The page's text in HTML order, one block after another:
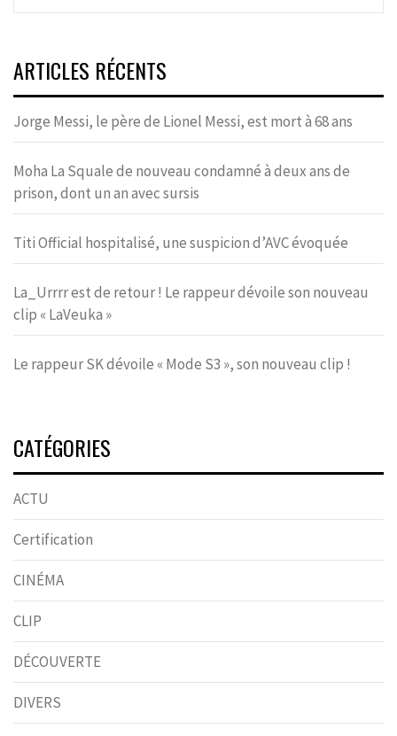
ARTICLES RÉCENTS
Jorge Messi, le père de Lionel Messi, est mort à 68 ans
Moha La Squale de nouveau condamné à deux ans de
prison, dont un an avec sursis
Titi Official hospitalisé, une suspicion d’AVC évoquée
La_Urrrr est de retour ! Le rappeur dévoile son nouveau
clip « LaVeuka »
Le rappeur SK dévoile « Mode S3 », son nouveau clip !
CATÉGORIES
ACTU
Certification
CINÉMA
CLIP
DÉCOUVERTE
DIVERS